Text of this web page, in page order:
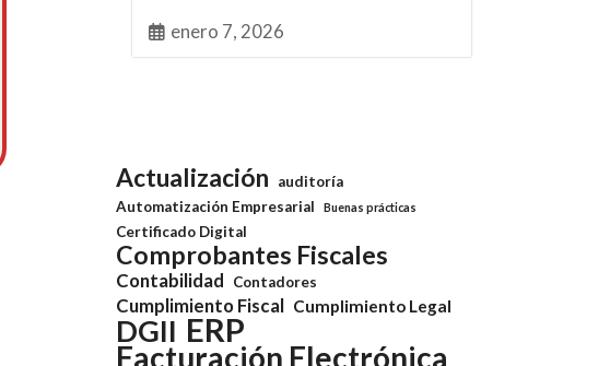
enero 7, 2026
Actualización
auditoría
Automatización Empresarial
Buenas prácticas
Certificado Digital
Comprobantes Fiscales
Contabilidad Contadores
Cumplimiento Fiscal Cumplimiento Legal
DGII ERP
Facturación Electrónica